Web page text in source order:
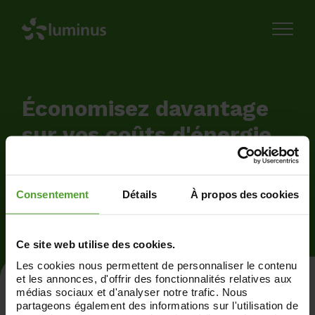
Consentement Détails À propos des cookies
Ce site web utilise des cookies.
Les cookies nous permettent de personnaliser le contenu
et les annonces, d'offrir des fonctionnalités relatives aux
médias sociaux et d'analyser notre trafic. Nous
partageons également des informations sur l'utilisation de
Économisez davantage
sur vos coûts d'énergie.
Combien d’énergie votre entreprise consomme-t-